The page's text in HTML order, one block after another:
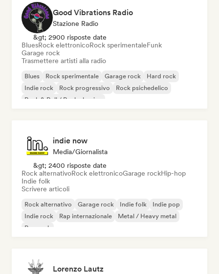
Good Vibrations Radio
Stazione Radio
&gt; 2900 risposte date
BluesRock elettronicoRock sperimentaleFunk
Garage rock
Trasmettere artisti alla radio
Blues Rock sperimentale Garage rock
Hard rock
Indie rock
Rock progressivo
Rock psichedelico
Rock & Roll / Rock classico
indie now
Media/Giornalista
&gt; 2400 risposte date
Rock alternativoRock elettronicoGarage rockHip-hop
Indie folk
Scrivere articoli
Rock alternativo Garage rock Indie folk
Indie pop
Indie rock
Rap internazionale
Metal / Heavy metal
Pop rock
Lorenzo Lautz